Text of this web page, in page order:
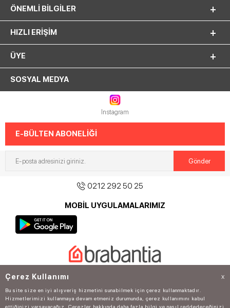
ÖNEMLI BILGILER
HIZLI ERIŞIM
ÜYE
SOSYAL MEDYA
Instagram
E-BÜLTEN ABONELİĞİ
0212 292 50 25
MOBİL UYGULAMALARIMIZ
Çerez Kullanımı X
Bu site size en iyi alışveriş hizmetini sunabilmek için çerez kullanmaktadır.
Hizmetlerimizi kullanmaya devam etmeniz durumunda, çerez kullanımını kabul
ettiğinizi varsayacağız. Çerezler hakkında daha fazla bilgi ve nasıl reddedeceğinizi